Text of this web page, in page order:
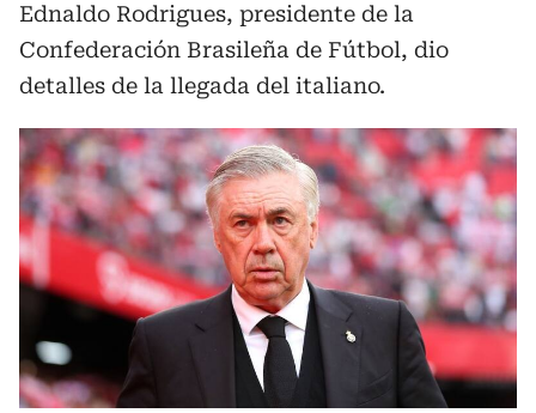
Ednaldo Rodrigues, presidente de la
Confederación Brasileña de Fútbol, dio
detalles de la llegada del italiano.